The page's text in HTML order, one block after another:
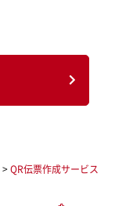
>QR伝票作成サービス